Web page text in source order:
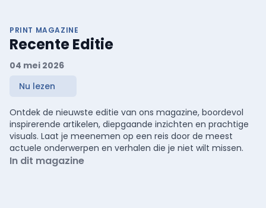
PRINT MAGAZINE
Recente Editie
04 mei 2026
Nu lezen
Ontdek de nieuwste editie van ons magazine, boordevol
inspirerende artikelen, diepgaande inzichten en prachtige
visuals. Laat je meenemen op een reis door de meest
actuele onderwerpen en verhalen die je niet wilt missen.
In dit magazine